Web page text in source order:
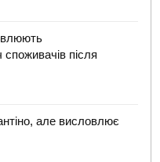
після
але висловлює